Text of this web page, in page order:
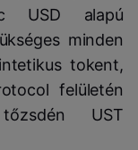
USD alapú
minden
tokent,
felületén
UST